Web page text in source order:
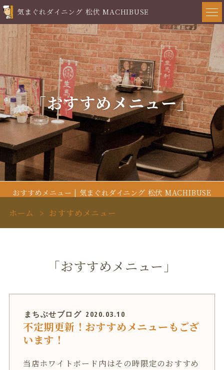
気まぐれダイニング 松伏 MACHIBUSE
「おすすめメニュー」
おすすめメニュー | 気まぐれダイニング 松伏 MACHIBUSE
ホーム おすすめメニュー
「おすすめメニュー」
まちぶせブログ 2020.03.10
不定期更新！おすすめメニューもござ
います！
当店ホワイトボード内はその時限定のおすすめ